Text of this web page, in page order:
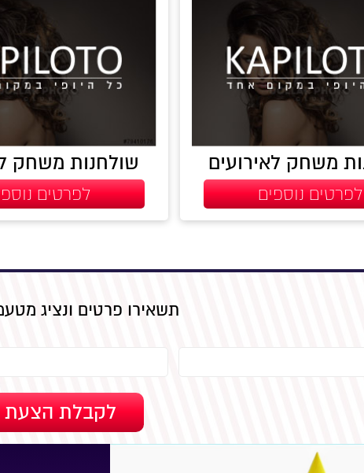
משחק לאירועים
לפרטים נוספים
שולחנות משחק
לפרטים
תשאירו פרטים ונציג